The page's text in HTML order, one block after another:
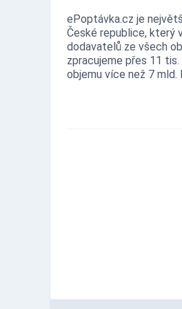
ePoptávka.cz je
České republice, který
dodavatelů ze všech
zpracujeme přes 11
objemu více než 7 mld.